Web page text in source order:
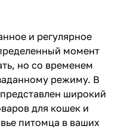
и регулярное
момент
но со временем
режиму. В
широкий
для кошек и
питомца в ваших